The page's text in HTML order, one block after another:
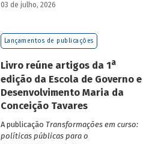
Grande do Sul.
03 de julho, 2026
Lançamentos de publicações
Livro reúne artigos da 1a
edição da Escola de Governo e
Desenvolvimento Maria da
Conceição Tavares
A publicação Transformações em curso:
políticas públicas para o